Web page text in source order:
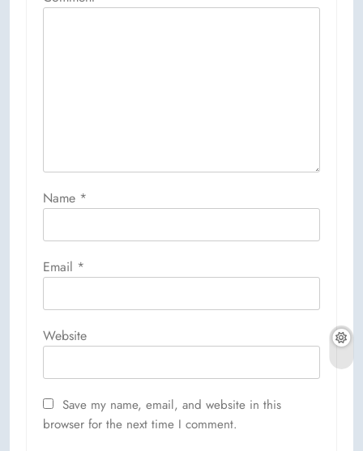
Name *
Email *
Website
Save my name, email, and website in this
browser for the next time I comment.